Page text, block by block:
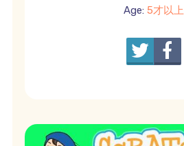
Age: 5才以上